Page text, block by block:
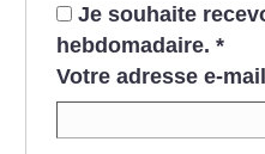
Je souhaite
hebdomadaire. *
Votre adresse e-mail